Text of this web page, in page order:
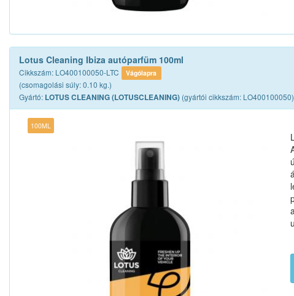
Lotus Cleaning Ibiza autóparfüm 100ml
Cikkszám: LO400100050-LTC Vágólapra
(csomagolási súly: 0.10 kg.)
Gyártó: LOTUS CLEANING (LOTUSCLEANING) (gyártói cikkszám: LO400100050)
100ML